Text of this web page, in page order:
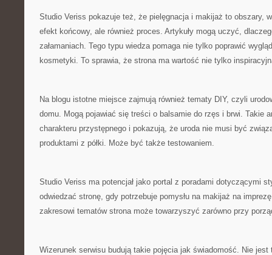
Studio Veriss pokazuje też, że pielęgnacja i makijaż to obszary,
efekt końcowy, ale również proces. Artykuły mogą uczyć,
załamaniach. Tego typu wiedza pomaga nie tylko poprawić
kosmetyki. To sprawia, że strona ma wartość nie tylko
Na blogu istotne miejsce zajmują również tematy DIY, czyli
domu. Mogą pojawiać się treści o balsamie do rzęs i brwi. Takie
charakteru przystępnego i pokazują, że uroda nie musi być
produktami z półki. Może być także testowaniem.
Studio Veriss ma potencjał jako portal z poradami dotyczącymi
odwiedzać stronę, gdy potrzebuje pomysłu na makijaż na
zakresowi tematów strona może towarzyszyć zarówno przy
Wizerunek serwisu budują takie pojęcia jak świadomość. Nie jest